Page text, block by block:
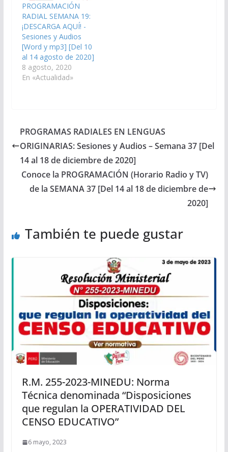
PROGRAMACIÓN
RADIAL SEMANA 19:
¡DESCARGA AQUÍ! -
Sesiones y Audios
[Word y mp3] [Del 10
al 14 agosto de 2020]
8 agosto, 2020
En «Actualidad»
PROGRAMAS RADIALES EN LENGUAS
ORIGINARIAS: Sesiones y Audios – Semana 37 [Del
14 al 18 de diciembre de 2020]
Conoce la PROGRAMACIÓN (Horario Radio y TV)
de la SEMANA 37 [Del 14 al 18 de diciembre de
2020]
También te puede gustar
R.M. 255-2023-MINEDU: Norma
Técnica denominada “Disposiciones
que regulan la OPERATIVIDAD DEL
CENSO EDUCATIVO”
6 mayo, 2023